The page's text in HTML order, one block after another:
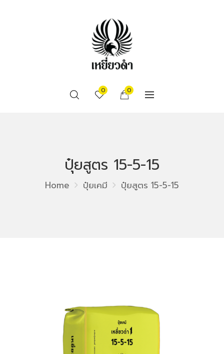
0 0
ปุ๋ยสูตร 15-5-15
Home ปุ๋ยเคมี ปุ๋ยสูตร 15-5-15